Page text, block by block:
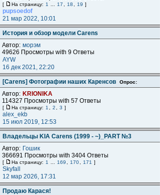
[ На страницу: 1 17 18 19 ]
pupsoedof
21 мар 2022, 10:01
История и обзор модели Carens
Автор: морэм
49626 Просмотры with 9 Ответы
AYW
16 дек 2021, 22:20
[Carens] Фотографии наших Каренсов Опрос:
Автор: KRIONIKA
114327 Просмотры with 57 Ответы
[ На страницу: 1 2 3 ]
alex_ekb
15 июл 2019, 12:53
Владельцы KIA Carens (1999 - ~)_PART №3
Автор: Гошик
366691 Просмотры with 3404 Ответы
[ На страницу: 1 169 170 171 ]
Skyfall
12 мар 2026, 17:31
Продаю Карася!